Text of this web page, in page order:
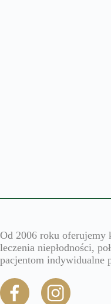
Od 2006 roku oferujemy
leczenia niepłodności,
pacjentom indywidualne